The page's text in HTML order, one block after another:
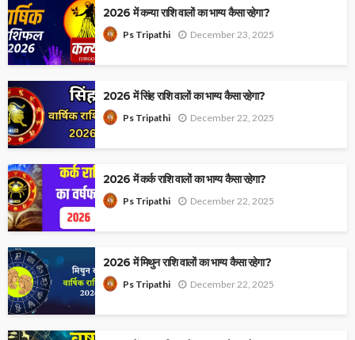
2026 में कन्या राशि वालों का भाग्य कैसा रहेगा?
Ps Tripathi December 23, 2025
2026 में सिंह राशि वालों का भाग्य कैसा रहेगा?
Ps Tripathi December 22, 2025
2026 में कर्क राशि वालों का भाग्य कैसा रहेगा?
Ps Tripathi December 22, 2025
2026 में मिथुन राशि वालों का भाग्य कैसा रहेगा?
Ps Tripathi December 22, 2025